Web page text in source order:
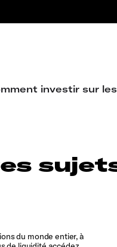
du monde entier, à